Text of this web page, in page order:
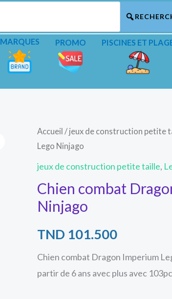
MARQUES PROMO PISCINES ET
Accueil / jeux de construction petite
Lego Ninjago
jeux de construction petite taille,
Chien combat
Ninjago
TND 101.500
Chien combat Dragon Imperium
partir de 6 ans avec plus avec